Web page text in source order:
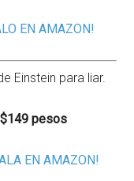
EN AMAZON!
Einstein para liar.
$149 pesos
EN AMAZON!